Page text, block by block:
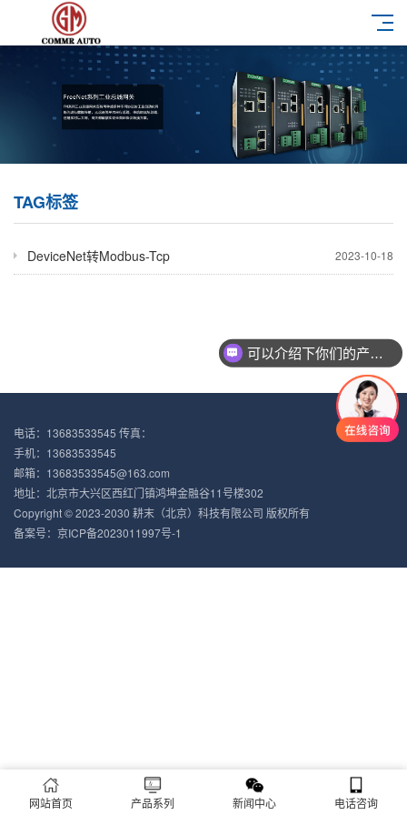
TAG标签
2023-10-18
DeviceNet转Modbus-Tcp
电话：13683533545 传真：
手机：13683533545
邮箱：13683533545@163.com
地址：北京市大兴区西红门镇鸿坤金融谷11号楼302
Copyright © 2023-2030 耕末（北京）科技有限公司 版权所有
备案号： 京ICP备2023011997号-1
网站首页 产品系列 新闻中心 电话咨询